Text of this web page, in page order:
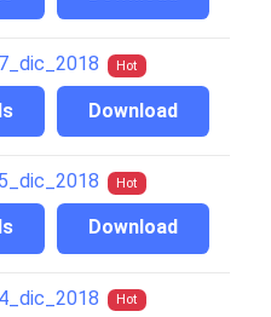
Hot
Download
Hot
Download
Hot